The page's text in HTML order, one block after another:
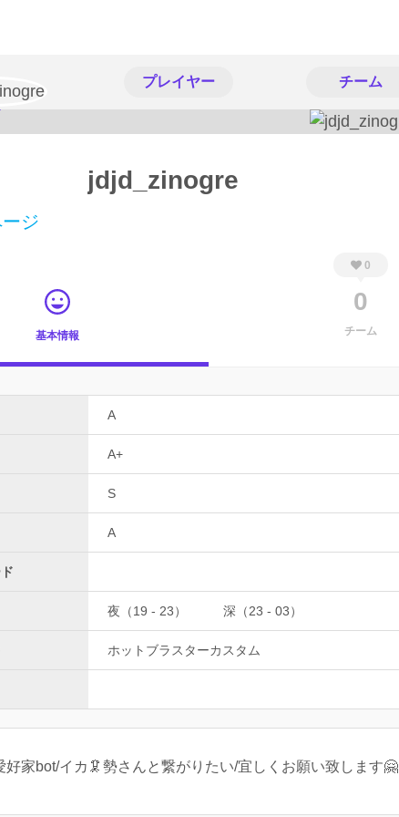
プレイヤー チーム
jdjd_zinogre
ジ
基本情報
0
0
チーム
A
A+
S
A
夜（19 - 23） 深（23 - 03）
ホットブラスターカスタム
好家bot/イカ🦑勢さんと繋がりたい/宜しくお願い致します🤗